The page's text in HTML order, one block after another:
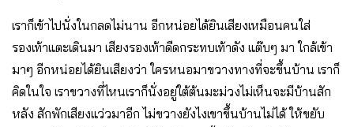
เราก็เข้าไปนั่งในกลดไม่นาน อีกหน่อยได้ยินเสียงเหมือนคนใส่
รองเท้าแตะเดินมา เสียงรองเท้าดีดกระทบเท้าดัง แต๊บๆ มา ใกล้เข้า
มาๆ อีกหน่อยได้ยินเสียงว่า ใครหนอมาขวางทางที่จะขึ้นบ้าน เราก็
คิดในใจ เราขวางที่ไหนเราก็นั่งอยู่ใต้ต้นมะม่วงไม่เห็นจะมีบ้านสัก
หลัง สักพักเสียงแว่วมาอีก ไม่ขวางยังไงเขาขึ้นบ้านไม่ได้ ให้ขยับ